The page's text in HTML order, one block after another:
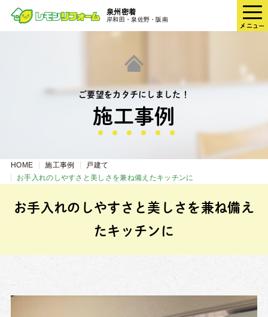
泉州密着
岸和田・泉佐野・阪南
メニュー
ご要望をカタチにしました！
施⼯事例
HOME 施工事例
戸建て
お手入れのしやすさと美しさを兼ね備えたキッチンに
お手入れのしやすさと美しさを兼ね備え
たキッチンに